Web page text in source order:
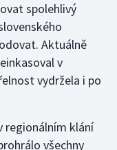
spolehlivý
Aktuálně
v
vydržela i po
regionálním klání
všechny